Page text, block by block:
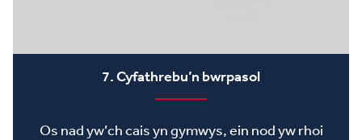
7. Cyfathrebu’n bwrpasol
Os nad yw’ch cais yn gymwys, ein nod yw rhoi